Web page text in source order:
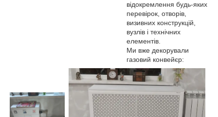
відокремлення будь-яких
перевірок, отворів,
визивних конструкцій,
вузлів і технічних
елементів.
Ми вже декорували
газовий конвейєр: